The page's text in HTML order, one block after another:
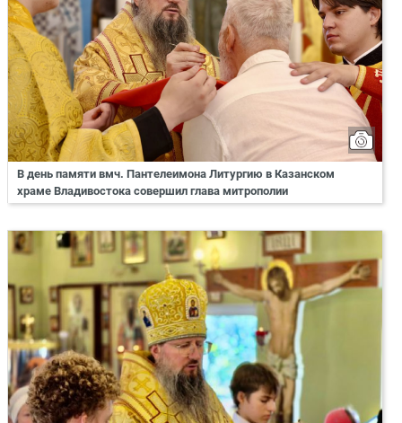
В день памяти вмч. Пантелеимона Литургию в Казанском
храме Владивостока совершил глава митрополии